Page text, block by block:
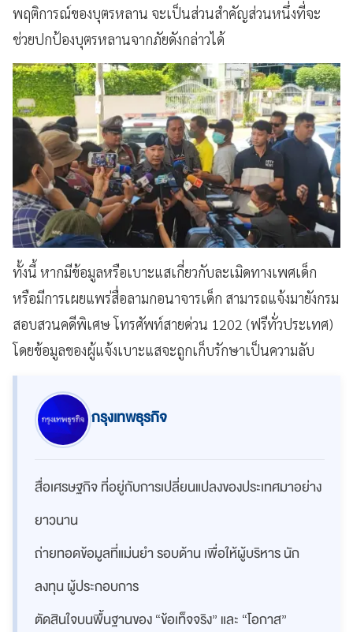
พฤติการณ์ของบุตรหลาน จะเป็นส่วนสำคัญส่วนหนึ่งที่จะ
ช่วยปกป้องบุตรหลานจากภัยดังกล่าวได้
ทั้งนี้ หากมีข้อมูลหรือเบาะแสเกี่ยวกับละเมิดทางเพศเด็ก
หรือมีการเผยแพร่สื่อลามกอนาจารเด็ก สามารถแจ้งมายังกรม
สอบสวนคดีพิเศษ โทรศัพท์สายด่วน 1202 (ฟรีทั่วประเทศ)
โดยข้อมูลของผู้แจ้งเบาะแสจะถูกเก็บรักษาเป็นความลับ
กรุงเทพธุรกิจ
สื่อเศรษฐกิจ ที่อยู่กับการเปลี่ยนแปลงของประเทศมาอย่าง
ยาวนาน
ถ่ายทอดข้อมูลที่แม่นยำ รอบด้าน เพื่อให้ผู้บริหาร นัก
ลงทุน ผู้ประกอบการ
ตัดสินใจบนพื้นฐานของ “ข้อเท็จจริง” และ “โอกาส”